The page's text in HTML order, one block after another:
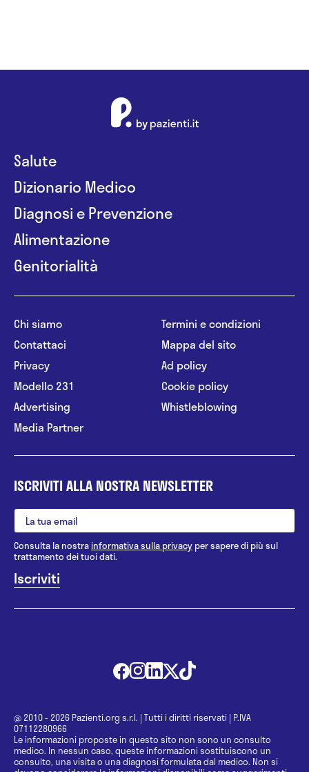
Salute
Dizionario Medico
Diagnosi e Prevenzione
Alimentazione
Genitorialità
Chi siamo
Contattaci
Privacy
Modello 231
Advertising
Media Partner
Termini e condizioni
Mappa del sito
Ad policy
Cookie policy
Whistleblowing
ISCRIVITI ALLA NOSTRA NEWSLETTER
Consulta la nostrainformativa sulla privacy per sapere di più sul
trattamento dei tuoi dati.
@ 2010 - 2026 Pazienti.org s.r.l. | Tutti i diritti riservati | P.IVA
07112280966
Le informazioni proposte in questo sito non sono un consulto
medico. In nessun caso, queste informazioni sostituiscono un
consulto, una visita o una diagnosi formulata dal medico. Non si